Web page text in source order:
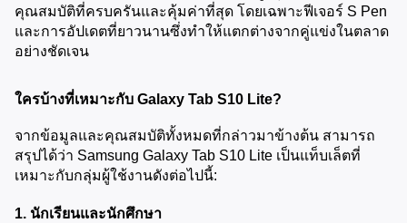
คุณสมบัติที่ครบครันและคุ้มค่าที่สุด โดยเฉพาะฟีเจอร์ S Pen
และการอัปเดตที่ยาวนานซึ่งทำให้แตกต่างจากคู่แข่งในตลาด
อย่างชัดเจน
ใครบ้างที่เหมาะกับ Galaxy Tab S10 Lite?
จากข้อมูลและคุณสมบัติทั้งหมดที่กล่าวมาข้างต้น สามารถ
สรุปได้ว่า Samsung Galaxy Tab S10 Lite เป็นแท็บเล็ตที่
เหมาะกับกลุ่มผู้ใช้งานดังต่อไปนี้:
1. นักเรียนและนักศึกษา